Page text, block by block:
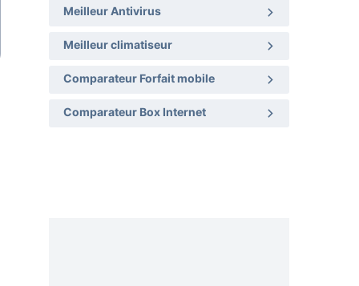
Meilleur Antivirus
Meilleur climatiseur
Comparateur Forfait mobile
Comparateur Box Internet